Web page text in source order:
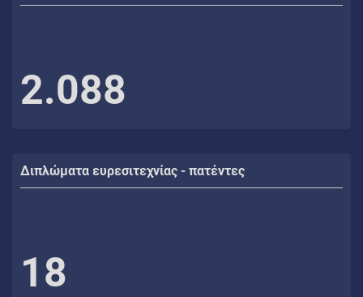
2.088
Διπλώματα ευρεσιτεχνίας - πατέντες
18